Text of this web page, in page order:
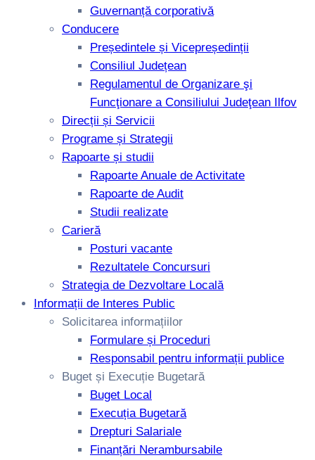
Guvernanță corporativă
Conducere
Președintele și Vicepreședinții
Consiliul Județean
Regulamentul de Organizare şi
Funcţionare a Consiliului Judeţean Ilfov
Direcții și Servicii
Programe și Strategii
Rapoarte și studii
Rapoarte Anuale de Activitate
Rapoarte de Audit
Studii realizate
Carieră
Posturi vacante
Rezultatele Concursuri
Strategia de Dezvoltare Locală
Informații de Interes Public
Solicitarea informațiilor
Formulare și Proceduri
Responsabil pentru informații publice
Buget și Execuție Bugetară
Buget Local
Execuția Bugetară
Drepturi Salariale
Finanțări Nerambursabile